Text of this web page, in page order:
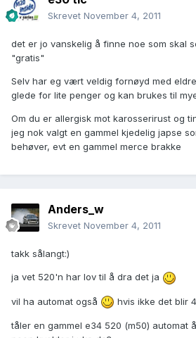
Skrevet November 4, 2011
det er jo vanskelig å finne noe som skal
"gratis"
Selv har eg vært veldig fornøyd med
glede for lite penger og kan brukes til
Om du er allergisk mot karosserirust og
jeg nok valgt en gammel kjedelig japse
behøver, evt en gammel merce brakke
Anders_w
Skrevet November 4, 2011
takk sålangt:)
ja vet 520'n har lov til å dra det ja
vil ha automat også hvis ikke det blir
tåler en gammel e34 520 (m50) automat